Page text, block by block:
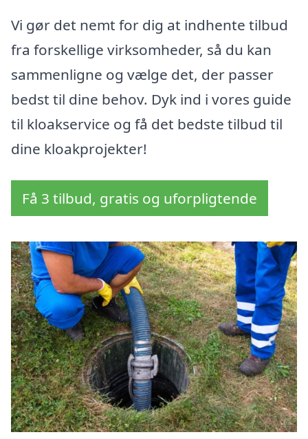
Vi gør det nemt for dig at indhente tilbud
fra forskellige virksomheder, så du kan
sammenligne og vælge det, der passer
bedst til dine behov. Dyk ind i vores guide
til kloakservice og få det bedste tilbud til
dine kloakprojekter!
Få 3 tilbud, gratis og uforpligtende